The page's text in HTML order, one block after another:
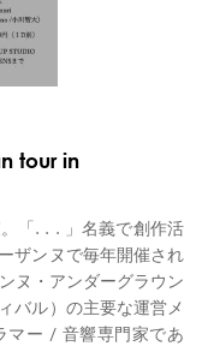
tour in
「. . . 」名義で創作活
ザンヌで毎年開催され
ヌ・アンダーグラウン
バル）の主要な運営メ
マー / 音響専門家であ